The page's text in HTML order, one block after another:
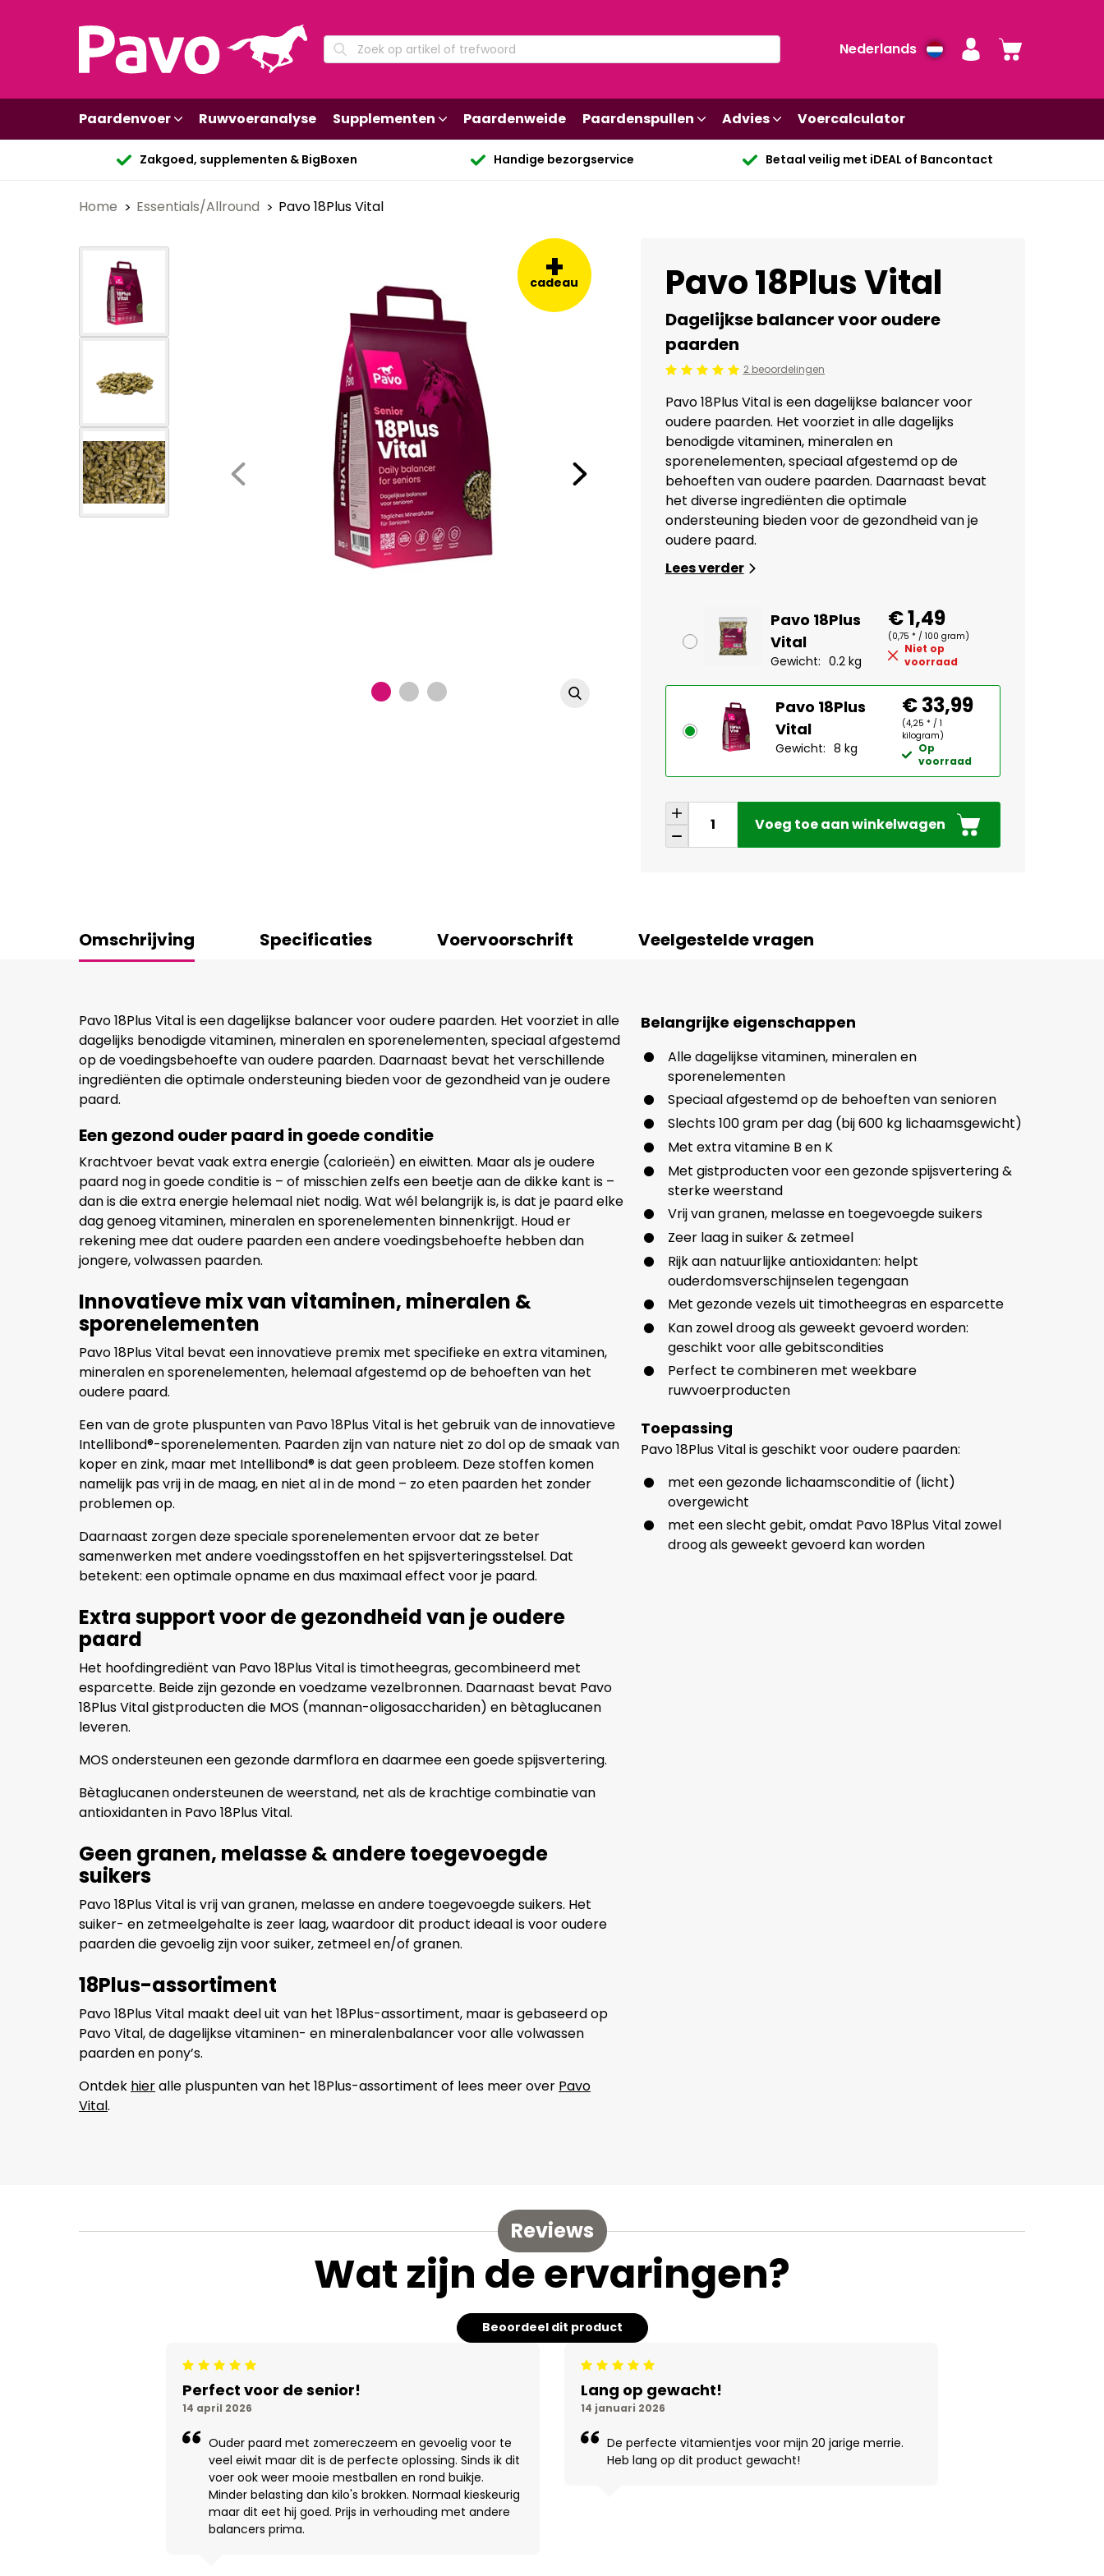
Nederlands
Paardenvoer Ruwvoeranalyse Supplementen Paardenweide Paardenspullen Advies Voercalculator
Zakgoed, supplementen & BigBoxen Handige bezorgservice Betaal veilig met iDEAL of Bancontact
Home Essentials/Allround Pavo 18Plus Vital
+
cadeau Pavo 18Plus Vital
Dagelijkse balancer voor oudere
paarden
Beoordeling: 5/5 2 beoordelingen
Pavo 18Plus Vital is een dagelijkse balancer voor
oudere paarden. Het voorziet in alle dagelijks
benodigde vitaminen, mineralen en
sporenelementen, speciaal afgestemd op de
behoeften van oudere paarden. Daarnaast bevat
het diverse ingrediënten die optimale
ondersteuning bieden voor de gezondheid van je
oudere paard.
Lees verder
Pavo 18Plus
Vital
Gewicht: 0.2 kg
€ 1,49
(0,75 * / 100 gram)
Niet op
voorraad
Pavo 18Plus
Vital
Gewicht: 8 kg
€ 33,99
(4,25 * / 1
kilogram)
Op
voorraad
Voeg toe aan winkelwagen
Omschrijving Specificaties Voervoorschrift Veelgestelde vragen
Pavo 18Plus Vital is een dagelijkse balancer voor oudere paarden. Het voorziet in alle
dagelijks benodigde vitaminen, mineralen en sporenelementen, speciaal afgestemd
op de voedingsbehoefte van oudere paarden. Daarnaast bevat het verschillende
ingrediënten die optimale ondersteuning bieden voor de gezondheid van je oudere
paard.
Een gezond ouder paard in goede conditie
Krachtvoer bevat vaak extra energie (calorieën) en eiwitten. Maar als je oudere
paard nog in goede conditie is – of misschien zelfs een beetje aan de dikke kant is –
dan is die extra energie helemaal niet nodig. Wat wél belangrijk is, is dat je paard elke
dag genoeg vitaminen, mineralen en sporenelementen binnenkrijgt. Houd er
rekening mee dat oudere paarden een andere voedingsbehoefte hebben dan
jongere, volwassen paarden.
Innovatieve mix van vitaminen, mineralen &
sporenelementen
Pavo 18Plus Vital bevat een innovatieve premix met specifieke en extra vitaminen,
mineralen en sporenelementen, helemaal afgestemd op de behoeften van het
oudere paard.
Een van de grote pluspunten van Pavo 18Plus Vital is het gebruik van de innovatieve
Intellibond®-sporenelementen. Paarden zijn van nature niet zo dol op de smaak van
koper en zink, maar met Intellibond® is dat geen probleem. Deze stoffen komen
namelijk pas vrij in de maag, en niet al in de mond – zo eten paarden het zonder
problemen op.
Daarnaast zorgen deze speciale sporenelementen ervoor dat ze beter
samenwerken met andere voedingsstoffen en het spijsverteringsstelsel. Dat
betekent: een optimale opname en dus maximaal effect voor je paard.
Extra support voor de gezondheid van je oudere
paard
Het hoofdingrediënt van Pavo 18Plus Vital is timotheegras, gecombineerd met
esparcette. Beide zijn gezonde en voedzame vezelbronnen. Daarnaast bevat Pavo
18Plus Vital gistproducten die MOS (mannan-oligosacchariden) en bètaglucanen
leveren.
MOS ondersteunen een gezonde darmflora en daarmee een goede spijsvertering.
Bètaglucanen ondersteunen de weerstand, net als de krachtige combinatie van
antioxidanten in Pavo 18Plus Vital.
Geen granen, melasse & andere toegevoegde
suikers
Pavo 18Plus Vital is vrij van granen, melasse en andere toegevoegde suikers. Het
suiker- en zetmeelgehalte is zeer laag, waardoor dit product ideaal is voor oudere
paarden die gevoelig zijn voor suiker, zetmeel en/of granen.
18Plus-assortiment
Pavo 18Plus Vital maakt deel uit van het 18Plus-assortiment, maar is gebaseerd op
Pavo Vital, de dagelijkse vitaminen- en mineralenbalancer voor alle volwassen
paarden en pony’s.
Ontdek hieralle pluspunten van het 18Plus-assortiment of lees meer over Pavo
Vital.
Belangrijke eigenschappen
Alle dagelijkse vitaminen, mineralen en
sporenelementen
Speciaal afgestemd op de behoeften van senioren
Slechts 100 gram per dag (bij 600 kg lichaamsgewicht)
Met extra vitamine B en K
Met gistproducten voor een gezonde spijsvertering &
sterke weerstand
Vrij van granen, melasse en toegevoegde suikers
Zeer laag in suiker & zetmeel
Rijk aan natuurlijke antioxidanten: helpt
ouderdomsverschijnselen tegengaan
Met gezonde vezels uit timotheegras en esparcette
Kan zowel droog als geweekt gevoerd worden:
geschikt voor alle gebitscondities
Perfect te combineren met weekbare
ruwvoerproducten
Toepassing
Pavo 18Plus Vital is geschikt voor oudere paarden:
met een gezonde lichaamsconditie of (licht)
overgewicht
met een slecht gebit, omdat Pavo 18Plus Vital zowel
droog als geweekt gevoerd kan worden
Reviews
Wat zijn de ervaringen?
Beoordeel dit product
Beoordeling: 5/5
Perfect voor de senior!
14 april 2026
Ouder paard met zomereczeem en gevoelig voor te
veel eiwit maar dit is de perfecte oplossing. Sinds ik dit
voer ook weer mooie mestballen en rond buikje.
Minder belasting dan kilo's brokken. Normaal kieskeurig
maar dit eet hij goed. Prijs in verhouding met andere
balancers prima.
Beoordeling: 5/5
Lang op gewacht!
14 januari 2026
De perfecte vitamientjes voor mijn 20 jarige merrie.
Heb lang op dit product gewacht!